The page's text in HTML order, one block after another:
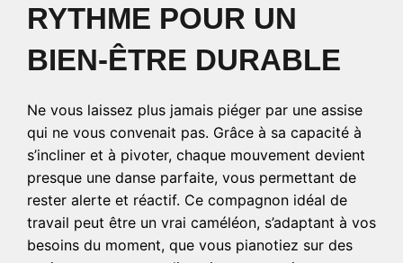
RYTHME POUR UN
BIEN-ÊTRE DURABLE
Ne vous laissez plus jamais piéger par une assise
qui ne vous convenait pas. Grâce à sa capacité à
s’incliner et à pivoter, chaque mouvement devient
presque une danse parfaite, vous permettant de
rester alerte et réactif. Ce compagnon idéal de
travail peut être un vrai caméléon, s’adaptant à vos
besoins du moment, que vous pianotiez sur des